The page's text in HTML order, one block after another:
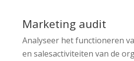
Marketing audit
Analyseer het functioneren
en salesactiviteiten van de